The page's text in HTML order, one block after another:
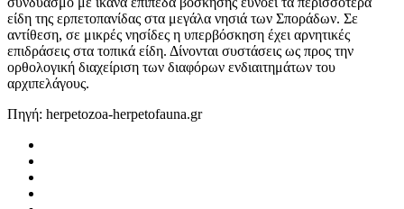
είδη της ερπετοπανίδας στα μεγάλα νησιά των Σποράδων. Σε
αντίθεση, σε μικρές νησίδες η υπερβόσκηση έχει αρνητικές
επιδράσεις στα τοπικά είδη. Δίνονται συστάσεις ως προς την
ορθολογική διαχείριση των διαφόρων ενδιαιτημάτων του
αρχιπελάγους.
Πηγή: herpetozoa-herpetofauna.gr